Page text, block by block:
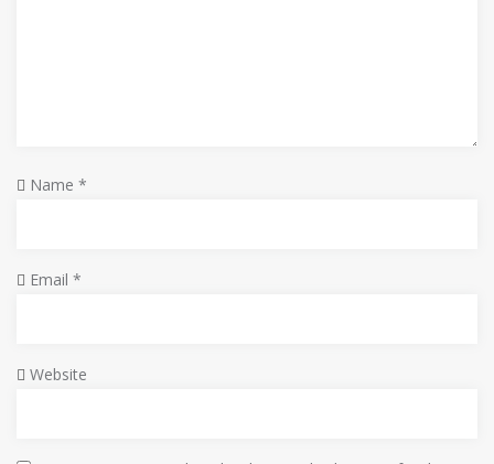
Name *
Email *
Website